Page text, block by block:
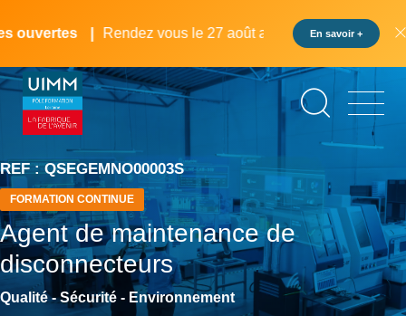
au
principal
Rendez vous le 27 août au pôle formation UIMM
En savoir +
REF : QSEGEMNO00003S
FORMATION CONTINUE
Agent de maintenance de
disconnecteurs
Qualité - Sécurité - Environnement